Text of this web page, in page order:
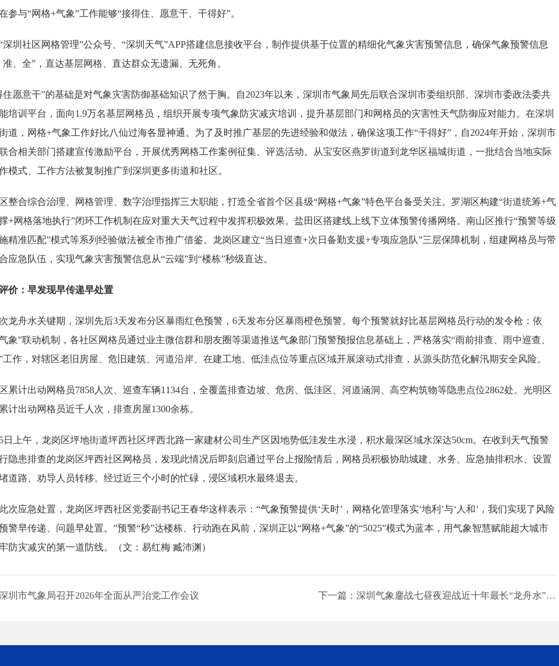
参与“网格+气象”工作能够“接得住、愿意干、干得好”。
社区网格管理”公众号、“深圳天气”APP搭建信息接收平台，制作提供基于位置的精细化气象灾害预警信息，确保气象预警信息
准、全”，直达基层网格、直达群众无遗漏、无死角。
意干”的基础是对气象灾害防御基础知识了然于胸。自2023年以来，深圳市气象局先后联合深圳市委组织部、深圳市委政法委共
培训平台，面向1.9万名基层网格员，组织开展专项气象防灾减灾培训，提升基层部门和网格员的灾害性天气防御应对能力。在深圳
道，网格+气象工作好比八仙过海各显神通。为了及时推广基层的先进经验和做法，确保这项工作“干得好”，自2024年开始，深圳市
合相关部门搭建宣传激励平台，开展优秀网格工作案例征集、评选活动。从宝安区燕罗街道到龙华区福城街道，一批结合当地实际
模式、工作方法被复制推广到深圳更多街道和社区。
合综合治理、网格管理、数字治理指挥三大职能，打造全省首个区县级“网格+气象”特色平台备受关注。罗湖区构建“街道统筹+气
+网格落地执行”闭环工作机制在应对重大天气过程中发挥积极效果。盐田区搭建线上线下立体预警传播网络。南山区推行“预警等级
精准匹配”模式等系列经验做法被全市推广借鉴。龙岗区建立“当日巡查+次日备勤支援+专项应急队”三层保障机制，组建网格员与带
应急队伍，实现气象灾害预警信息从“云端”到“楼栋”秒级直达。
：早发现早传递早处置
舟水关键期，深圳先后3天发布分区暴雨红色预警，6天发布分区暴雨橙色预警。每个预警就好比基层网格员行动的发令枪：依
象”联动机制，各社区网格员通过业主微信群和朋友圈等渠道推送气象部门预警预报信息基础上，严格落实“雨前排查、雨中巡查、
工作，对辖区老旧房屋、危旧建筑、河道沿岸、在建工地、低洼点位等重点区域开展滚动式排查，从源头防范化解汛期安全风险。
计出动网格员7858人次、巡查车辆1134台，全覆盖排查边坡、危房、低洼区、河道涵洞、高空构筑物等隐患点位2862处。光明区
计出动网格员近千人次，排查房屋1300余栋。
午，龙岗区坪地街道坪西社区坪西北路一家建材公司生产区因地势低洼发生水浸，积水最深区域水深达50cm。在收到天气预警
隐患排查的龙岗区坪西社区网格员，发现此情况后即刻启通过平台上报险情后，网格员积极协助城建、水务、应急抽排积水、设置
道路、劝导人员转移。经过近三个小时的忙碌，浸区域积水最终退去。
应急处置，龙岗区坪西社区党委副书记王春华这样表示：“气象预警提供‘天时’，网格化管理落实‘地利’与‘人和’，我们实现了风险
警早传递、问题早处置。”预警“秒”达楼栋、行动跑在风前，深圳正以“网格+气象”的“5025”模式为蓝本，用气象智慧赋能超大城市
防灾减灾的第一道防线。（文：易红梅 臧沛渊）
深圳市气象局召开2026年全面从严治党工作会议 下一篇：深圳气象鏖战七昼夜迎战近十年最长“龙舟水”强降雨过程